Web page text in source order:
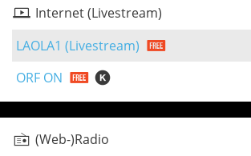
Internet (Livestream)
LAOLA1 (Livestream)
ORF ON
(Web-)Radio